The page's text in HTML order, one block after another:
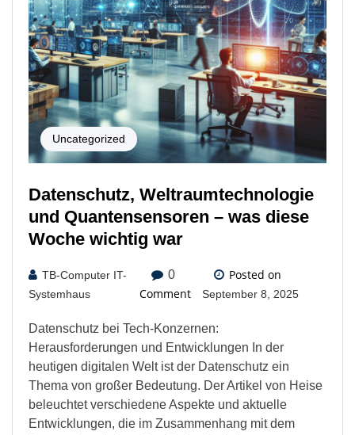
Uncategorized
Datenschutz, Weltraumtechnologie
und Quantensensoren – was diese
Woche wichtig war
TB-Computer IT-
Systemhaus
0
Comment
Posted on
September 8, 2025
Datenschutz bei Tech-Konzernen:
Herausforderungen und Entwicklungen In der
heutigen digitalen Welt ist der Datenschutz ein
Thema von großer Bedeutung. Der Artikel von Heise
beleuchtet verschiedene Aspekte und aktuelle
Entwicklungen, die im Zusammenhang mit dem